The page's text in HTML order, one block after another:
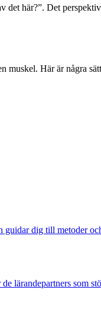
det här?”. Det
muskel. Här är några
guidar dig till metoder
lärandepartners som